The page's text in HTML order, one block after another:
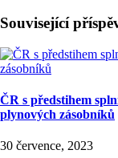
Související
ČR s předstihem
plynových zásobníků
30 července, 2023